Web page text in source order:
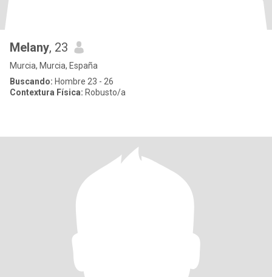
Melany, 23
Murcia, Murcia, España
Buscando: Hombre 23 - 26
Contextura Física: Robusto/a